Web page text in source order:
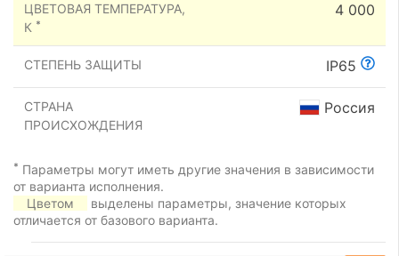
ЦВЕТОВАЯ ТЕМПЕРАТУРА,
К *
4 000
СТЕПЕНЬ ЗАЩИТЫ IP65
СТРАНА
ПРОИСХОЖДЕНИЯ
Россия
* Параметры могут иметь другие значения в зависимости
от варианта исполнения.
Цветом
выделены параметры, значение которых
отличается от базового варианта.